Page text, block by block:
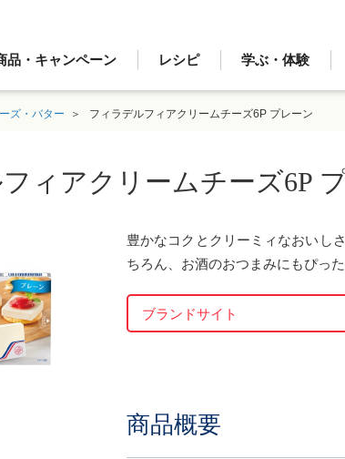
品・キャンペーン レシピ 学ぶ・体験
ズ・バター フィラデルフィアクリームチーズ6P プレーン
ィアクリームチーズ6P
豊かなコクとクリーミィなおいし
ちろん、お酒のおつまみにもぴった
ブランドサイト
商品概要